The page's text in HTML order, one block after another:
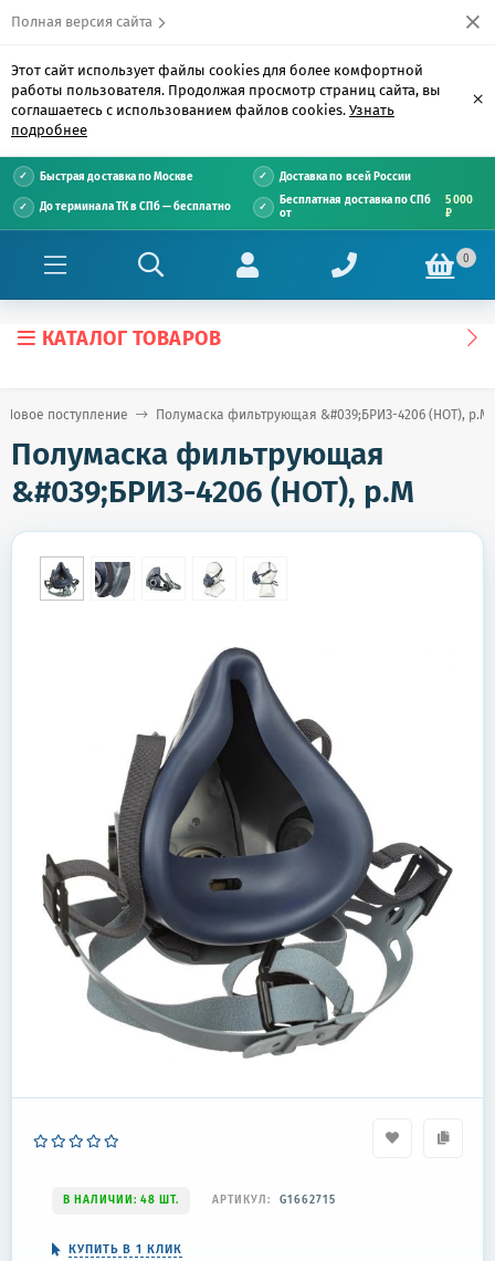
Полная версия сайта
Этот сайт использует файлы cookies для более комфортной
работы пользователя. Продолжая просмотр страниц сайта, вы
соглашаетесь с использованием файлов cookies. Узнать
подробнее
×
Быстрая доставка по Москве Доставка по всей России
До терминала ТК в СПб — бесплатно
Бесплатная доставка по СПб
от
5 000
₽
0
КАТАЛОГ ТОВАРОВ
Новое поступление Полумаска фильтрующая &#039;БРИЗ-4206 (НОТ), р.М
Полумаска фильтрующая
&#039;БРИЗ-4206 (НОТ), р.М
В НАЛИЧИИ: 48 ШТ. АРТИКУЛ: G1662715
КУПИТЬ В 1 КЛИК